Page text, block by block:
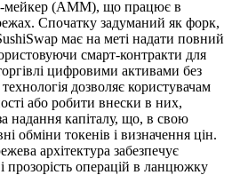
мейкер (AMM), що працює в
Спочатку задуманий як форк,
має на меті надати повний
смарт-контракти для
цифровими активами без
дозволяє користувачам
або робити внески в них,
надання капіталу, що, в свою
обміни токенів і визначення цін.
архітектура забезпечує
прозорість операцій в ланцюжку